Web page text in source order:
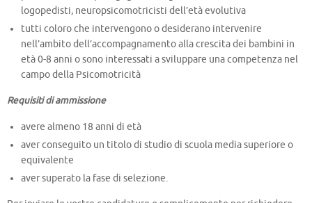
logopedisti, neuropsicomotricisti dell’età evolutiva
tutti coloro che intervengono o desiderano intervenire
nell’ambito dell’accompagnamento alla crescita dei bambini in
età 0-8 anni o sono interessati a sviluppare una competenza nel
campo della Psicomotricità
Requisiti di ammissione
avere almeno 18 anni di età
aver conseguito un titolo di studio di scuola media superiore o
equivalente
aver superato la fase di selezione.